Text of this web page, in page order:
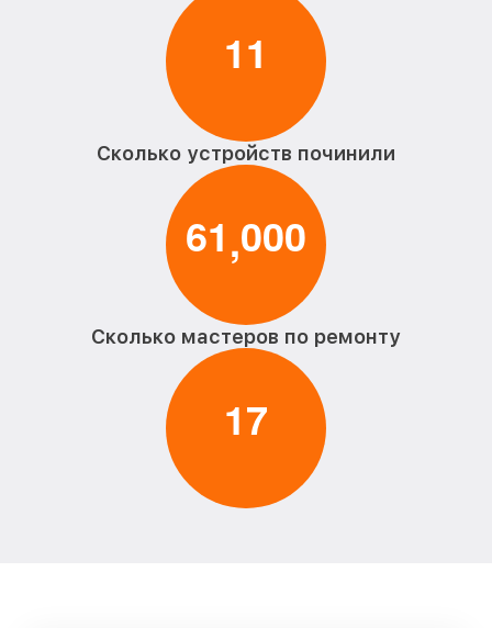
11
Сколько устройств починили
61,000
Сколько мастеров по ремонту
17